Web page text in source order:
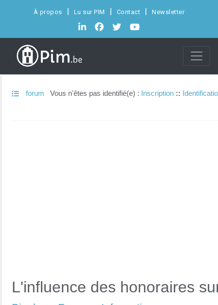
À propos Lu sur PIM Contact Newsletter
forum Vous n'êtes pas identifié(e) : Inscription ::
L'influence des honoraires